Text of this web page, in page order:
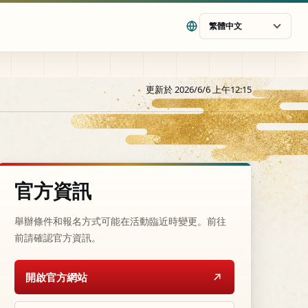
繁體中文
更新於 2026/6/6 上午12:15
官方資訊
舉辦條件和報名方式可能在活動臨近時變更。前往
前請確認官方資訊。
開啟官方網站